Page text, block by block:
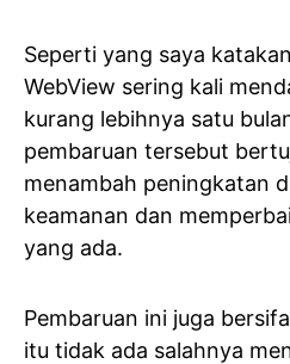
Seperti yang saya
WebView sering kali
kurang lebihnya satu
pembaruan tersebut
menambah peningkatan
keamanan dan
yang ada.
Pembaruan ini juga
itu tidak ada salahnya